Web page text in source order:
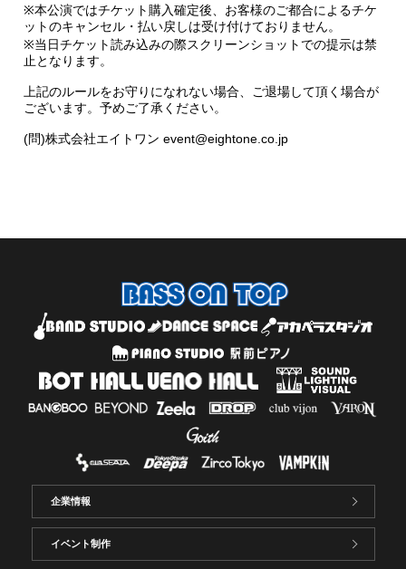
※本公演ではチケット購入確定後、お客様のご都合によるチケ
ットのキャンセル・払い戻しは受け付けておりません。
※当日チケット読み込みの際スクリーンショットでの提示は禁
止となります。
上記のルールをお守りになれない場合、ご退場して頂く場合が
ございます。予めご了承ください。
(問)株式会社エイトワン event@eightone.co.jp
企業情報
イベント制作